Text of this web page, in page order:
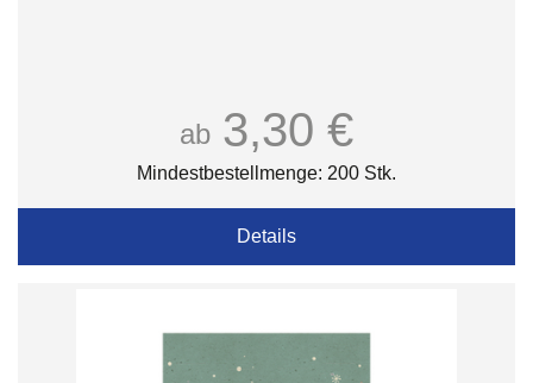
ab 3,30 €
Mindestbestellmenge: 200 Stk.
Details